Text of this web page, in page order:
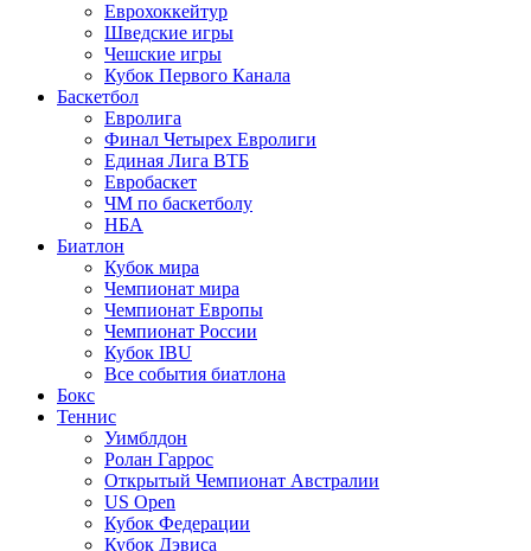
Еврохоккейтур
Шведские игры
Чешские игры
Кубок Первого Канала
Баскетбол
Евролига
Финал Четырех Евролиги
Единая Лига ВТБ
Евробаскет
ЧМ по баскетболу
НБА
Биатлон
Кубок мира
Чемпионат мира
Чемпионат Европы
Чемпионат России
Кубок IBU
Все события биатлона
Бокс
Теннис
Уимблдон
Ролан Гаррос
Открытый Чемпионат Австралии
US Open
Кубок Федерации
Кубок Дэвиса